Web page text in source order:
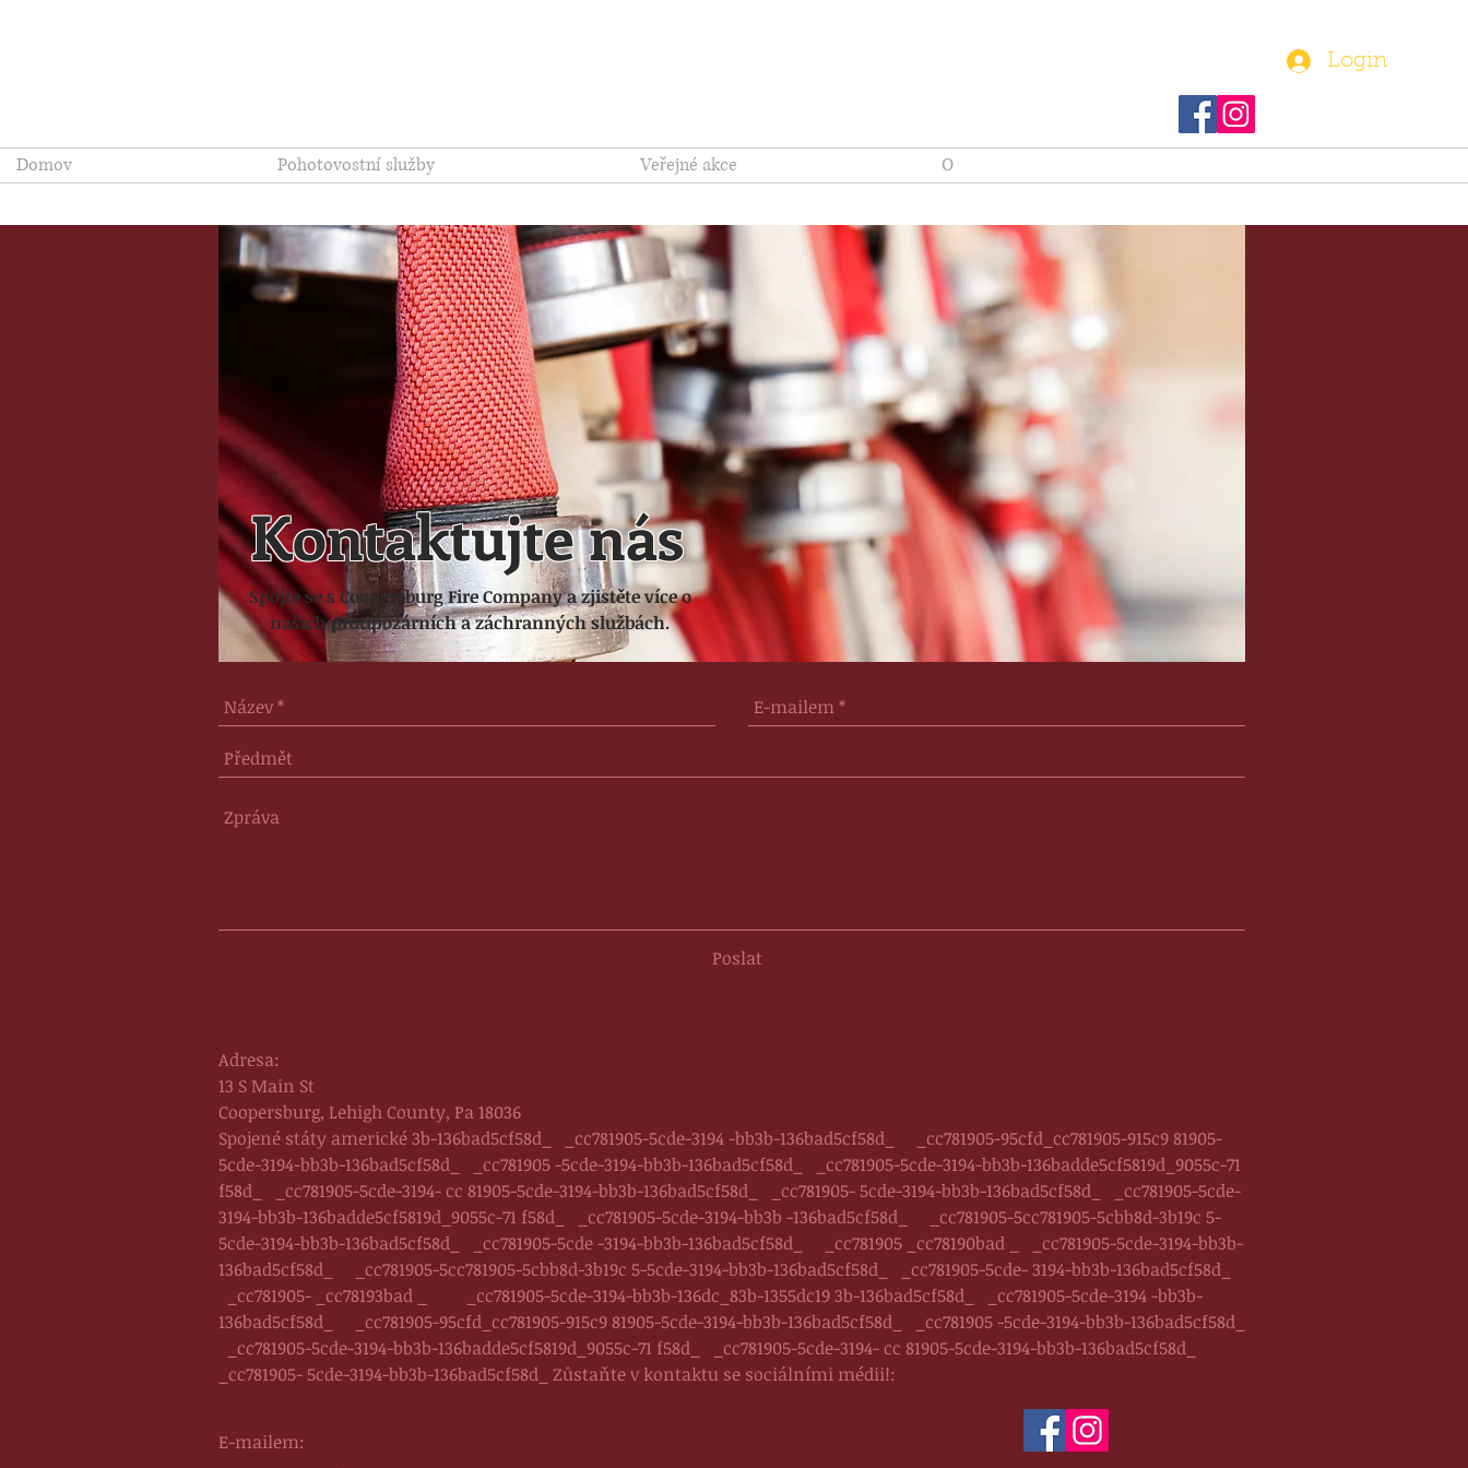
Login
Domov Pohotovostní služby Veřejné akce O
Spojte se s Coopersburg Fire Company a zjistěte více o
našich protipožárních a záchranných službách.
Kontaktujte nás
Poslat
Adresa:
13 S Main St
Coopersburg, Lehigh County, Pa 18036
Spojené státy americké 3b-136bad5cf58d_ _cc781905-5cde-3194 -bb3b-136bad5cf58d_ _cc781905-95cfd_cc781905-915c9 81905-
5cde-3194-bb3b-136bad5cf58d_ _cc781905 -5cde-3194-bb3b-136bad5cf58d_ _cc781905-5cde-3194-bb3b-136badde5cf5819d_9055c-71
f58d_ _cc781905-5cde-3194- cc 81905-5cde-3194-bb3b-136bad5cf58d_ _cc781905- 5cde-3194-bb3b-136bad5cf58d_ _cc781905-5cde-
3194-bb3b-136badde5cf5819d_9055c-71 f58d_ _cc781905-5cde-3194-bb3b -136bad5cf58d_ _cc781905-5cc781905-5cbb8d-3b19c 5-
5cde-3194-bb3b-136bad5cf58d_ _cc781905-5cde -3194-bb3b-136bad5cf58d_ _cc781905 _cc78190bad _ _cc781905-5cde-3194-bb3b-
136bad5cf58d_ _cc781905-5cc781905-5cbb8d-3b19c 5-5cde-3194-bb3b-136bad5cf58d_ _cc781905-5cde- 3194-bb3b-136bad5cf58d_
_cc781905- _cc78193bad _ _cc781905-5cde-3194-bb3b-136dc_83b-1355dc19 3b-136bad5cf58d_ _cc781905-5cde-3194 -bb3b-
136bad5cf58d_ _cc781905-95cfd_cc781905-915c9 81905-5cde-3194-bb3b-136bad5cf58d_ _cc781905 -5cde-3194-bb3b-136bad5cf58d_
_cc781905-5cde-3194-bb3b-136badde5cf5819d_9055c-71 f58d_ _cc781905-5cde-3194- cc 81905-5cde-3194-bb3b-136bad5cf58d_
_cc781905- 5cde-3194-bb3b-136bad5cf58d_ Zůstaňte v kontaktu se sociálními médii!:
E-mailem: